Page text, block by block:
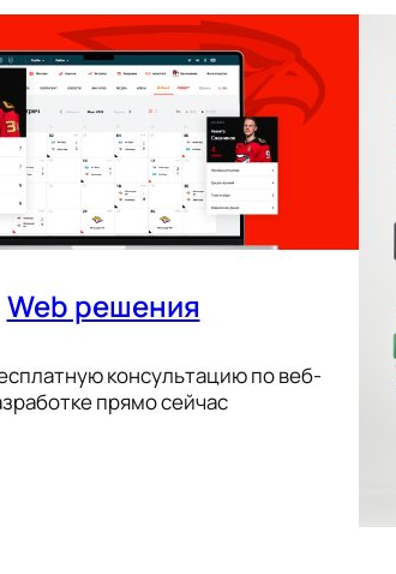
Web решения
консультацию по веб-
прямо сейчас